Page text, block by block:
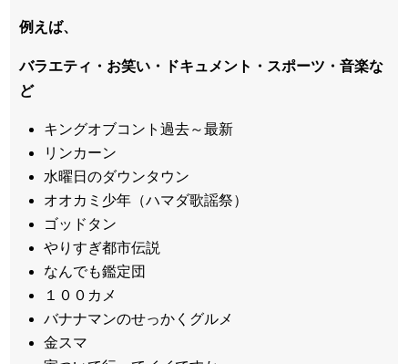
例えば、
バラエティ・お笑い・ドキュメント・スポーツ・音楽な
ど
キングオブコント過去～最新
リンカーン
水曜日のダウンタウン
オオカミ少年（ハマダ歌謡祭）
ゴッドタン
やりすぎ都市伝説
なんでも鑑定団
１００カメ
バナナマンのせっかくグルメ
金スマ